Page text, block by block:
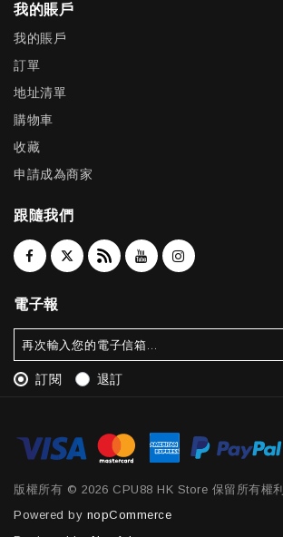
我的賬戶
我的賬戶
訂單
地址清單
購物車
收藏
申請成為商家
跟隨我們
電子報
訂閱 退訂
版權所有 © 2026 CPU88 HK Store 保留所有權利
Powered by nopCommerce